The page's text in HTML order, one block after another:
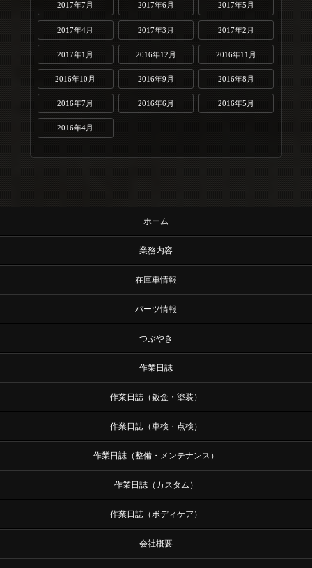
2017年7月 2017年6月 2017年5月
2017年4月 2017年3月 2017年2月
2017年1月 2016年12月 2016年11月
2016年10月 2016年9月 2016年8月
2016年7月 2016年6月 2016年5月
2016年4月
ホーム
業務内容
在庫車情報
パーツ情報
つぶやき
作業日誌
作業日誌（鈑金・塗装）
作業日誌（車検・点検）
作業日誌（整備・メンテナンス）
作業日誌（カスタム）
作業日誌（ボディケア）
会社概要